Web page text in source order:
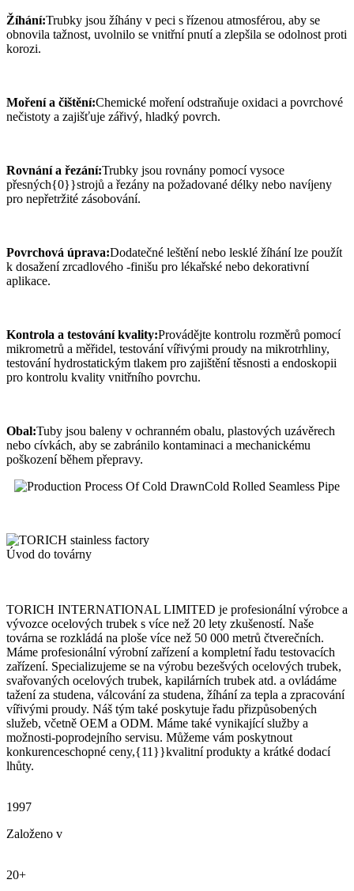
Žíhání:Trubky jsou žíhány v peci s řízenou atmosférou, aby se
obnovila tažnost, uvolnilo se vnitřní pnutí a zlepšila se odolnost proti
korozi.
Moření a čištění:Chemické moření odstraňuje oxidaci a povrchové
nečistoty a zajišťuje zářivý, hladký povrch.
Rovnání a řezání:Trubky jsou rovnány pomocí vysoce
přesných{0}}strojů a řezány na požadované délky nebo navíjeny
pro nepřetržité zásobování.
Povrchová úprava:Dodatečné leštění nebo lesklé žíhání lze použít
k dosažení zrcadlového -finišu pro lékařské nebo dekorativní
aplikace.
Kontrola a testování kvality:Provádějte kontrolu rozměrů pomocí
mikrometrů a měřidel, testování vířivými proudy na mikrotrhliny,
testování hydrostatickým tlakem pro zajištění těsnosti a endoskopii
pro kontrolu kvality vnitřního povrchu.
Obal:Tuby jsou baleny v ochranném obalu, plastových uzávěrech
nebo cívkách, aby se zabránilo kontaminaci a mechanickému
poškození během přepravy.
Úvod do továrny
TORICH INTERNATIONAL LIMITED je profesionální výrobce a
vývozce ocelových trubek s více než 20 lety zkušeností. Naše
továrna se rozkládá na ploše více než 50 000 metrů čtverečních.
Máme profesionální výrobní zařízení a kompletní řadu testovacích
zařízení. Specializujeme se na výrobu bezešvých ocelových trubek,
svařovaných ocelových trubek, kapilárních trubek atd. a ovládáme
tažení za studena, válcování za studena, žíhání za tepla a zpracování
vířivými proudy. Náš tým také poskytuje řadu přizpůsobených
služeb, včetně OEM a ODM. Máme také vynikající služby a
možnosti-poprodejního servisu. Můžeme vám poskytnout
konkurenceschopné ceny,{11}}kvalitní produkty a krátké dodací
lhůty.
1997
Založeno v
20+